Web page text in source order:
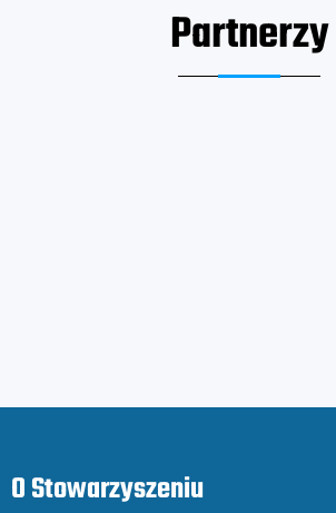
Partnerzy
O Stowarzyszeniu